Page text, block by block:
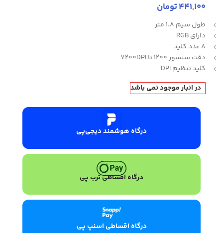
441,100تومان
طول سیم 1.8 متر
دارای RGB
8 عدد کلید
دقت سنسور 1200 تا 7200DPI
کلید تنظیم DPI
در انبار موجود نمی باشد
درگاه هوشمند دیجی‌پی
درگاه اقساطی ترب پی
درگاه اقساطی اسنپ پی